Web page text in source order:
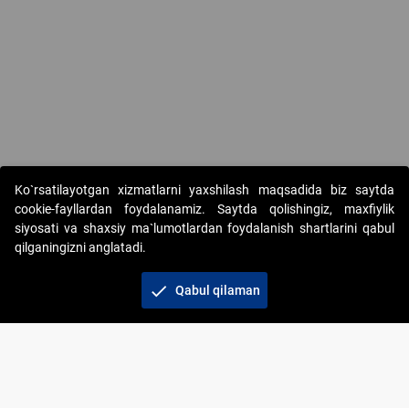
Copyright © 2017-2026. "Elektron onlayn-auksionlarni tashkil etish"
AJ. Barcha huquqlar himoyalangan
+998 71 202-21-11
Ko`rsatilayotgan xizmatlarni yaxshilash maqsadida biz saytda
cookie-fayllardan foydalanamiz. Saytda qolishingiz, maxfiylik
siyosati va shaxsiy ma`lumotlardan foydalanish shartlarini qabul
qilganingizni anglatadi.
check Qabul qilaman